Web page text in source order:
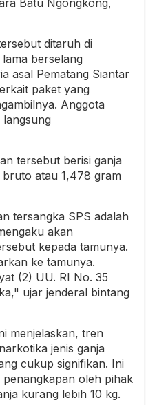
ditaruh di
berselang
asal Pematang Siantar
paket yang
Anggota
tersebut berisi ganja
bruto atau 1,478 gram
tersangka SPS adalah
akan
kepada tamunya.
ke tamunya.
(2) UU. RI No. 35
ujar jenderal bintang
menjelaskan, tren
jenis ganja
cukup signifikan. Ini
oleh pihak
kurang lebih 10 kg.